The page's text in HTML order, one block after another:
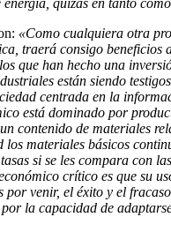
«Como cualquiera otra
traerá consigo beneficios
que han hecho una
están siendo
centrada en la
está dominado por
contenido de materiales
los materiales básicos
si se les compara con
crítico es que su
por venir, el éxito y el
la capacidad de